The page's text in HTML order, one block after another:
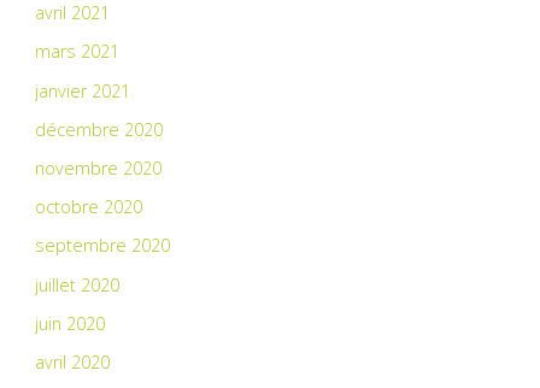
avril 2021
mars 2021
janvier 2021
décembre 2020
novembre 2020
octobre 2020
septembre 2020
juillet 2020
juin 2020
avril 2020